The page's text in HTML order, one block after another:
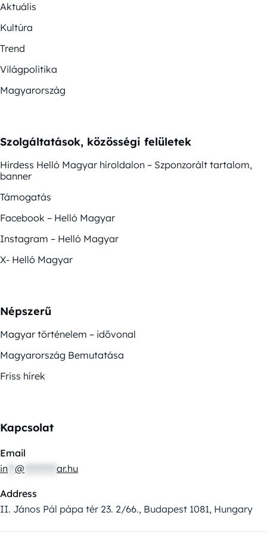
Aktuális
Kultúra
Trend
Világpolitika
Magyarország
Szolgáltatások, közösségi felületek
Hirdess Helló Magyar híroldalon – Szponzorált tartalom,
banner
Támogatás
Facebook – Helló Magyar
Instagram – Helló Magyar
X- Helló Magyar
Népszerű
Magyar történelem – idővonal
Magyarország Bemutatása
Friss hírek
Kapcsolat
Email
in @ ar.hu
Address
II. János Pál pápa tér 23. 2/66., Budapest 1081, Hungary